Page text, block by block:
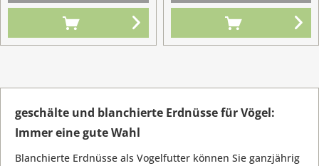
geschälte und blanchierte Erdnüsse für Vögel:
Immer eine gute Wahl
Blanchierte Erdnüsse als Vogelfutter können Sie ganzjährig